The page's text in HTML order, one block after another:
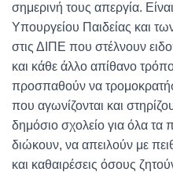
σημερινή τους απεργία.
Υπουργείου Παιδείας και
στις ΔΙΠΕ που στέλνουν
και κάθε άλλο απίθανο
προσπαθούν να
που αγωνίζονται και
δημόσιο σχολείο για όλα τα
διώκουν, να απειλούν με
και καθαιρέσεις όσους